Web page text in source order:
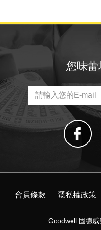
您味蕾
會員條款 隱私權政策
Goodwell 固德威